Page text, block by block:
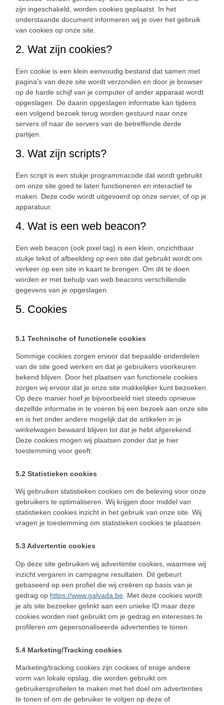
zijn ingeschakeld, worden cookies geplaatst. In het
onderstaande document informeren wij je over het gebruik
van cookies op onze site.
2. Wat zijn cookies?
Een cookie is een klein eenvoudig bestand dat samen met
pagina’s van deze site wordt verzonden en door je browser
op de harde schijf van je computer of ander apparaat wordt
opgeslagen. De daarin opgeslagen informatie kan tijdens
een volgend bezoek terug worden gestuurd naar onze
servers of naar de servers van de betreffende derde
partijen.
3. Wat zijn scripts?
Een script is een stukje programmacode dat wordt gebruikt
om onze site goed te laten functioneren en interactief te
maken. Deze code wordt uitgevoerd op onze server, of op je
apparatuur.
4. Wat is een web beacon?
Een web beacon (ook pixel tag) is een klein, onzichtbaar
stukje tekst of afbeelding op een site dat gebruikt wordt om
verkeer op een site in kaart te brengen. Om dit te doen
worden er met behulp van web beacons verschillende
gegevens van je opgeslagen.
5. Cookies
5.1 Technische of functionele cookies
Sommige cookies zorgen ervoor dat bepaalde onderdelen
van de site goed werken en dat je gebruikers voorkeuren
bekend blijven. Door het plaatsen van functionele cookies
zorgen wij ervoor dat je onze site makkelijker kunt bezoeken.
Op deze manier hoef je bijvoorbeeld niet steeds opnieuw
dezelfde informatie in te voeren bij een bezoek aan onze site
en is het onder andere mogelijk dat de artikelen in je
winkelwagen bewaard blijven tot dat je hebt afgerekend.
Deze cookies mogen wij plaatsen zonder dat je hier
toestemming voor geeft.
5.2 Statistieken cookies
Wij gebruiken statistieken cookies om de beleving voor onze
gebruikers te optimaliseren. Wij krijgen door middel van
statistieken cookies inzicht in het gebruik van onze site. Wij
vragen je toestemming om statistieken cookies te plaatsen.
5.3 Advertentie cookies
Op deze site gebruiken wij advertentie cookies, waarmee wij
inzicht vergaren in campagne resultaten. Dit gebeurt
gebaseerd op een profiel die wij creëren op basis van je
gedrag op https://www.galvada.be . Met deze cookies wordt
je als site bezoeker gelinkt aan een unieke ID maar deze
cookies worden niet gebruikt om je gedrag en interesses te
profileren om gepersonaliseerde advertenties te tonen.
5.4 Marketing/Tracking cookies
Marketing/tracking cookies zijn cookies of enige andere
vorm van lokale opslag, die worden gebruikt om
gebruikersprofielen te maken met het doel om advertenties
te tonen of om de gebruiker te volgen op deze of